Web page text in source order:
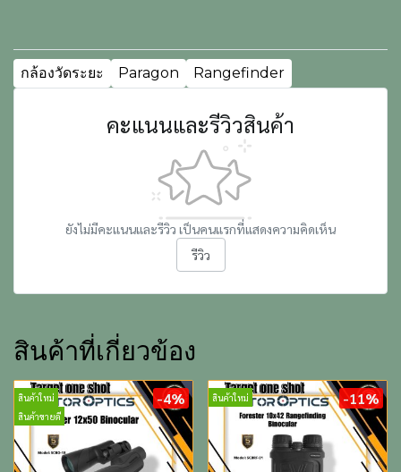
กล้องวัดระยะ Paragon Rangefinder
คะแนนและรีวิวสินค้า
ยังไม่มีคะแนนและรีวิว เป็นคนแรกที่แสดงความคิดเห็น
รีวิว
สินค้าที่เกี่ยวข้อง
สินค้าใหม่
สินค้าขายดี
-4% สินค้าใหม่ -11%